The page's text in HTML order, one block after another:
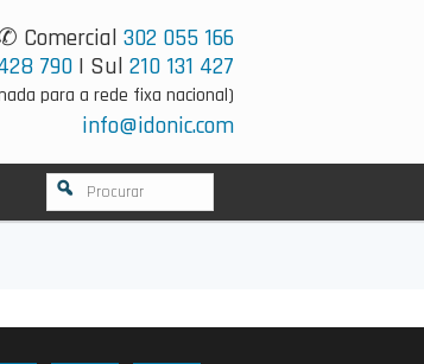
Comercial 302 055 166
790 | Sul 210 131 427
para a rede fixa nacional)
info@idonic.com